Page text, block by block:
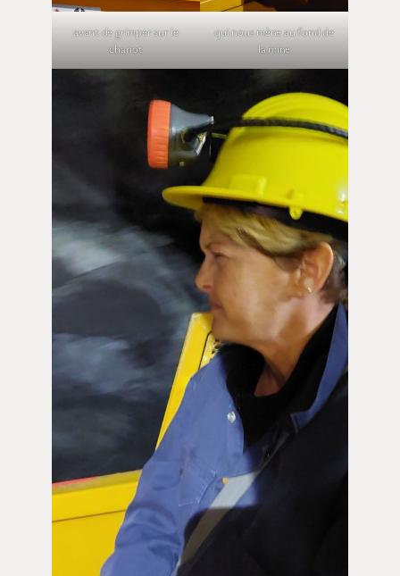
avant de grimper sur le
chariot
qui nous mène au fond de
la mine